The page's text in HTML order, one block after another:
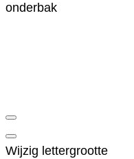
onderbak
Wijzig lettergrootte